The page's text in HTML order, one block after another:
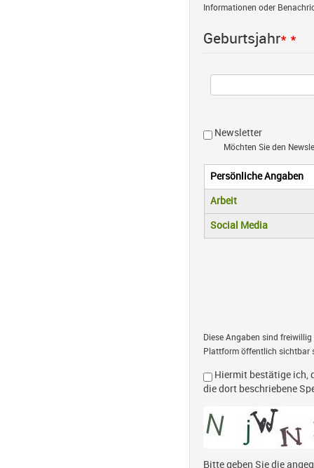
Informationen oder
Geburtsjahr* *
Newsletter
Möchten Sie den
Vertikale
Persönliche Angaben
(aktiver Reiter)
Arbeit
Social Media
Diese Angaben sind
Plattform öffentlich sichtbar
Hiermit bestätige ich,
die dort beschriebene
Bitte geben Sie die